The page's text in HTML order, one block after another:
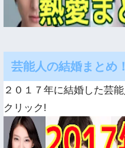
芸能人の結婚まとめ
２０１７年に結婚した芸
クリック!